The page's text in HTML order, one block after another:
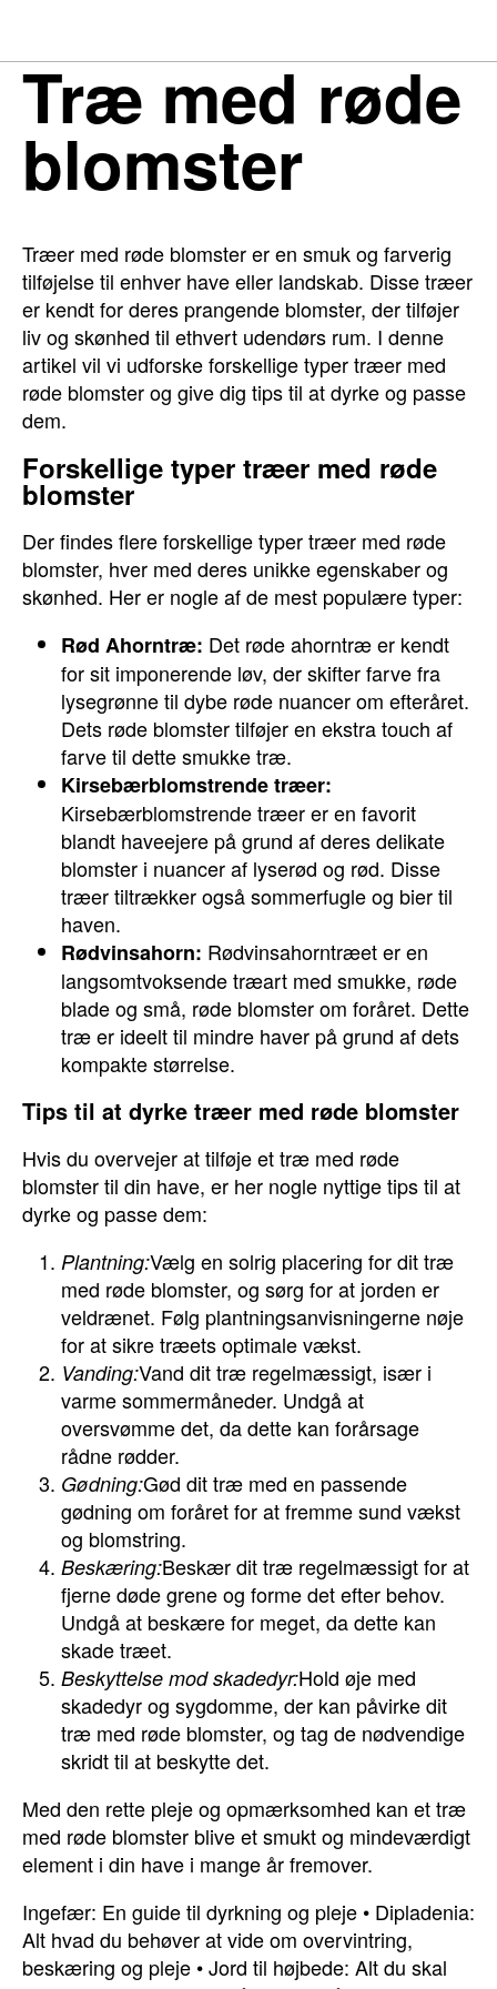
Træ med røde
blomster
Træer med røde blomster er en smuk og farverig
tilføjelse til enhver have eller landskab. Disse træer
er kendt for deres prangende blomster, der tilføjer
liv og skønhed til ethvert udendørs rum. I denne
artikel vil vi udforske forskellige typer træer med
røde blomster og give dig tips til at dyrke og passe
dem.
Forskellige typer træer med røde
blomster
Der findes flere forskellige typer træer med røde
blomster, hver med deres unikke egenskaber og
skønhed. Her er nogle af de mest populære typer:
Rød Ahorntræ: Det røde ahorntræ er kendt
for sit imponerende løv, der skifter farve fra
lysegrønne til dybe røde nuancer om efteråret.
Dets røde blomster tilføjer en ekstra touch af
farve til dette smukke træ.
Kirsebærblomstrende træer:
Kirsebærblomstrende træer er en favorit
blandt haveejere på grund af deres delikate
blomster i nuancer af lyserød og rød. Disse
træer tiltrækker også sommerfugle og bier til
haven.
Rødvinsahorn: Rødvinsahorntræet er en
langsomtvoksende træart med smukke, røde
blade og små, røde blomster om foråret. Dette
træ er ideelt til mindre haver på grund af dets
kompakte størrelse.
Tips til at dyrke træer med røde blomster
Hvis du overvejer at tilføje et træ med røde
blomster til din have, er her nogle nyttige tips til at
dyrke og passe dem:
Plantning:Vælg en solrig placering for dit træ
med røde blomster, og sørg for at jorden er
veldrænet. Følg plantningsanvisningerne nøje
for at sikre træets optimale vækst.
Vanding:Vand dit træ regelmæssigt, især i
varme sommermåneder. Undgå at
oversvømme det, da dette kan forårsage
rådne rødder.
Gødning:Gød dit træ med en passende
gødning om foråret for at fremme sund vækst
og blomstring.
Beskæring:Beskær dit træ regelmæssigt for at
fjerne døde grene og forme det efter behov.
Undgå at beskære for meget, da dette kan
skade træet.
Beskyttelse mod skadedyr:Hold øje med
skadedyr og sygdomme, der kan påvirke dit
træ med røde blomster, og tag de nødvendige
skridt til at beskytte det.
Med den rette pleje og opmærksomhed kan et træ
med røde blomster blive et smukt og mindeværdigt
element i din have i mange år fremover.
Ingefær: En guide til dyrkning og pleje • Dipladenia:
Alt hvad du behøver at vide om overvintring,
beskæring og pleje •Jord til højbede: Alt du skal